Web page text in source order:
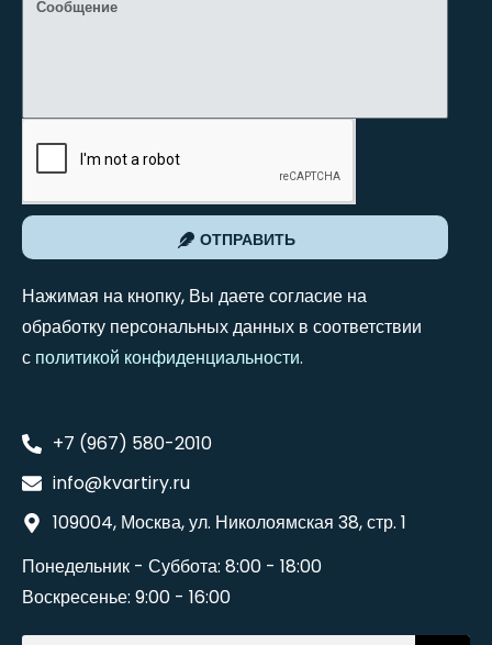
ОТПРАВИТЬ
Нажимая на кнопку, Вы даете согласие на
обработку персональных данных в соответствии
с политикой конфиденциальности.
+7 (967) 580-2010
info@kvartiry.ru
109004, Москва, ул. Николоямская 38, стр. 1
Понедельник - Суббота: 8:00 - 18:00
Воскресенье: 9:00 - 16:00